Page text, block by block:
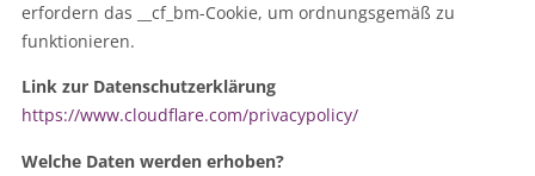
erfordern das __cf_bm-Cookie, um ordnungsgemäß zu
funktionieren.
Link zur Datenschutzerklärung
https://www.cloudflare.com/privacypolicy/
Welche Daten werden erhoben?